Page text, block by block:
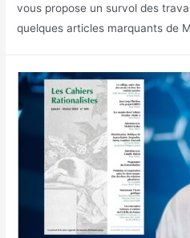
vous propose un survol des
quelques articles marquants de